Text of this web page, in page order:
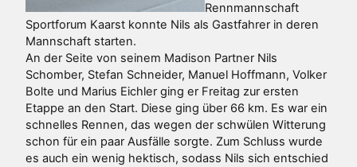
Rennmannschaft
Sportforum Kaarst konnte Nils als Gastfahrer in deren
Mannschaft starten.
An der Seite von seinem Madison Partner Nils
Schomber, Stefan Schneider, Manuel Hoffmann, Volker
Bolte und Marius Eichler ging er Freitag zur ersten
Etappe an den Start. Diese ging über 66 km. Es war ein
schnelles Rennen, das wegen der schwülen Witterung
schon für ein paar Ausfälle sorgte. Zum Schluss wurde
es auch ein wenig hektisch, sodass Nils sich entschied